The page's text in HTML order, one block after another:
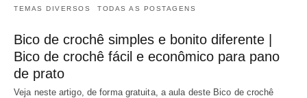
TEMAS DIVERSOS TODAS AS POSTAGENS
Bico de crochê simples e bonito diferente |
Bico de crochê fácil e econômico para pano
de prato
Veja neste artigo, de forma gratuita, a aula deste Bico de crochê